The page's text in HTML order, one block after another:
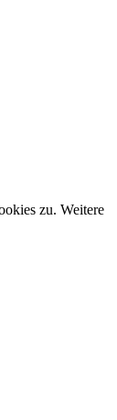
zu. Weitere